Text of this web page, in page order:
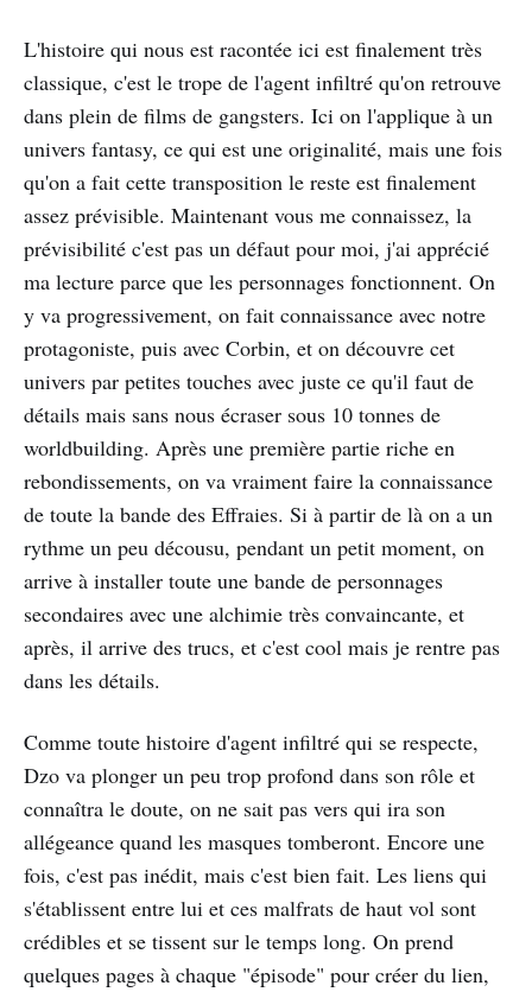
L'histoire qui nous est racontée ici est finalement très
classique, c'est le trope de l'agent infiltré qu'on retrouve
dans plein de films de gangsters. Ici on l'applique à un
univers fantasy, ce qui est une originalité, mais une fois
qu'on a fait cette transposition le reste est finalement
assez prévisible. Maintenant vous me connaissez, la
prévisibilité c'est pas un défaut pour moi, j'ai apprécié
ma lecture parce que les personnages fonctionnent. On
y va progressivement, on fait connaissance avec notre
protagoniste, puis avec Corbin, et on découvre cet
univers par petites touches avec juste ce qu'il faut de
détails mais sans nous écraser sous 10 tonnes de
worldbuilding. Après une première partie riche en
rebondissements, on va vraiment faire la connaissance
de toute la bande des Effraies. Si à partir de là on a un
rythme un peu décousu, pendant un petit moment, on
arrive à installer toute une bande de personnages
secondaires avec une alchimie très convaincante, et
après, il arrive des trucs, et c'est cool mais je rentre pas
dans les détails.
Comme toute histoire d'agent infiltré qui se respecte,
Dzo va plonger un peu trop profond dans son rôle et
connaîtra le doute, on ne sait pas vers qui ira son
allégeance quand les masques tomberont. Encore une
fois, c'est pas inédit, mais c'est bien fait. Les liens qui
s'établissent entre lui et ces malfrats de haut vol sont
crédibles et se tissent sur le temps long. On prend
quelques pages à chaque "épisode" pour créer du lien,